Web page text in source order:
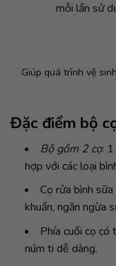
mỗi lần sử
Giúp quá trình vệ
Đặc điểm bộ
Bộ gồm 2 cọ:
hợp với các loại
Cọ rửa bình
khuẩn, ngăn ngừa
Phía cuối cọ có
núm ti dễ dàng.